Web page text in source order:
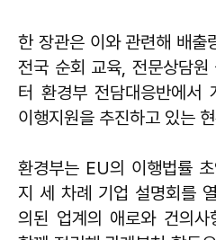
한 장관은 이와 관련해 배출
전국 순회 교육, 전문상담
터 환경부 전담대응반에서
이행지원을 추진하고 있는
환경부는 EU의 이행법률
지 세 차례 기업 설명회를
의된 업계의 애로와 건의